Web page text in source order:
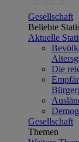
Gesellschaft
Beliebte
Aktuelle
Die
Gesellschaft
Themen